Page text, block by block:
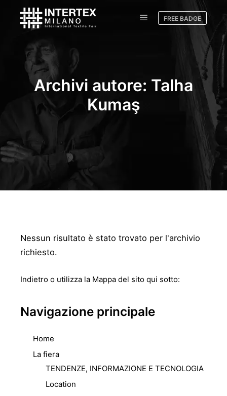
FREE BADGE
Archivi autore: Talha
Kumaş
Nessun risultato è stato trovato per l'archivio
richiesto.
Indietro o utilizza la Mappa del sito qui sotto:
Navigazione principale
Home
La fiera
TENDENZE, INFORMAZIONE E TECNOLOGIA
Location